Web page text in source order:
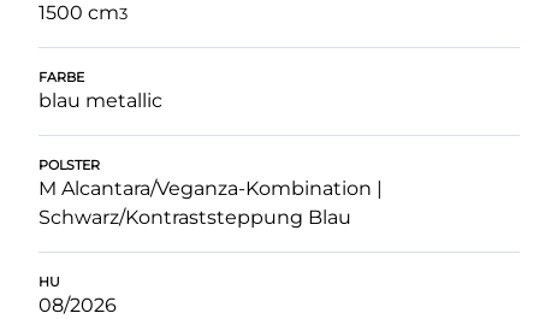
1500 cm3
FARBE
blau metallic
POLSTER
M Alcantara/Veganza-Kombination |
Schwarz/Kontraststeppung Blau
HU
08/2026